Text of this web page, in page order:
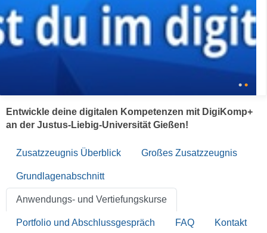
• •
Entwickle deine digitalen Kompetenzen mit DigiKomp+
an der Justus-Liebig-Universität Gießen!
Zusatzzeugnis Überblick Großes Zusatzzeugnis
Grundlagenabschnitt
Anwendungs- und Vertiefungskurse
Portfolio und Abschlussgespräch FAQ Kontakt